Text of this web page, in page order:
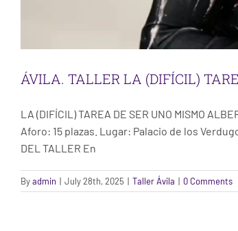
ÁVILA. TALLER LA (DIFÍCIL)
LA (DIFÍCIL) TAREA DE SER UNO MISMO
Aforo: 15 plazas. Lugar: Palacio de los
DEL TALLER En
Byadmin | July 28th, 2025 | Taller Ávila | 0 Comments